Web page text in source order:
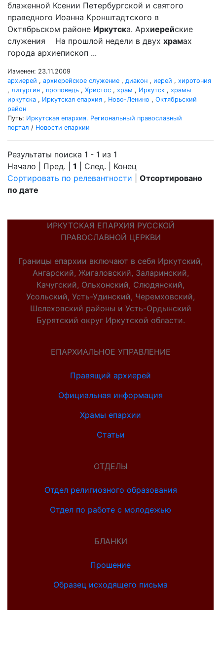
блаженной Ксении Петербургской и святого
праведного Иоанна Кронштадтского в
Октябрьском районе Иркутска. Архиерейские
служения На прошлой недели в двух храмах
города архиепископ ...
Изменен: 23.11.2009
архиерей , архиерейское служение , диакон , иерей , хиротония
, литургия , проповедь , Христос , храм , Иркутск , храмы
иркутска , Иркутская епархия , Ново-Ленино , Октябрьский
район
Путь: Иркутская епархия. Региональный православный
портал / Новости епархии
Результаты поиска 1 - 1 из 1
Начало | Пред. | 1 | След. | Конец
Сортировать по релевантности
Отсортировано
по дате
ИРКУТСКАЯ ЕПАРХИЯ РУССКОЙ
ПРАВОСЛАВНОЙ ЦЕРКВИ
Границы епархии включают в себя Иркутский,
Ангарский, Жигаловский, Заларинский,
Качугский, Ольхонский, Слюдянский,
Усольский, Усть-Удинский, Черемховский,
Шелеховский районы и Усть-Ордынский
Бурятский округ Иркутской области.
ЕПАРХИАЛЬНОЕ УПРАВЛЕНИЕ
Правящий архиерей
Официальная информация
Храмы епархии
Статьи
ОТДЕЛЫ
Отдел религиозного образования
Отдел по работе с молодежью
БЛАНКИ
Прошение
Образец исходящего письма